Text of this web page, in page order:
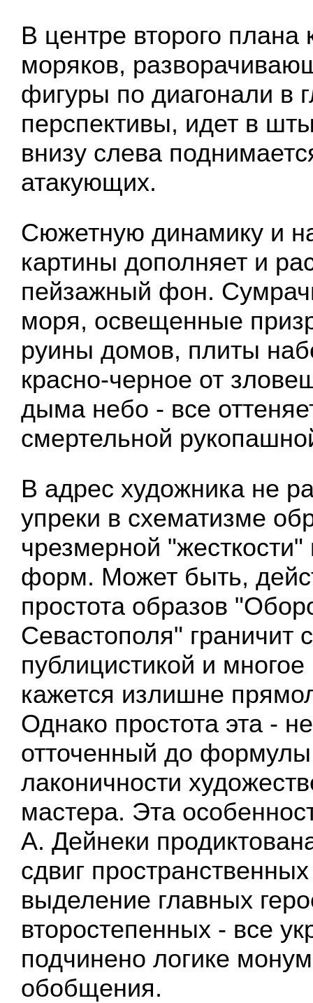
В центре второго
моряков,
фигуры по диагонали в
перспективы, идет в
внизу слева
атакующих.
Сюжетную динамику и
картины дополняет и
пейзажный фон.
моря, освещенные
руины домов, плиты
красно-черное от
дыма небо - все
смертельной
В адрес художника не
упреки в схематизме
чрезмерной "жесткости"
форм. Может быть,
простота образов
Севастополя" граничит
публицистикой и многое
кажется излишне
Однако простота эта -
отточенный до
лаконичности
мастера. Эта
А. Дейнеки
сдвиг
выделение главных
второстепенных - все
подчинено логике
обобщения.